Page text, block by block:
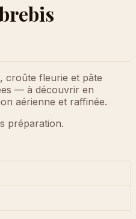
croûte fleurie et pâte
— à découvrir en
aérienne et raffinée.
préparation.